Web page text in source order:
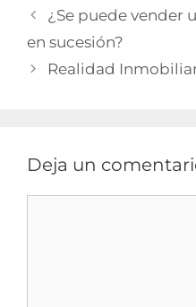
¿Se puede vender
en sucesión?
Realidad
Deja un